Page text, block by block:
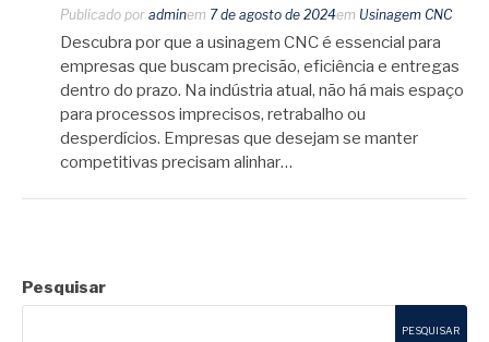
Publicado por adminem 7 de agosto de 2024em Usinagem CNC
Descubra por que a usinagem CNC é essencial para
empresas que buscam precisão, eficiência e entregas
dentro do prazo. Na indústria atual, não há mais espaço
para processos imprecisos, retrabalho ou
desperdícios. Empresas que desejam se manter
competitivas precisam alinhar…
Pesquisar
PESQUISAR